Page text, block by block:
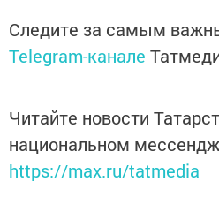
Следите за самым
Telegram-канале
Читайте новости
национальном
https://max.ru/tatmedia